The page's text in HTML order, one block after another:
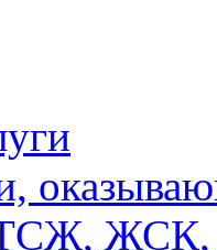
ТСЖ,